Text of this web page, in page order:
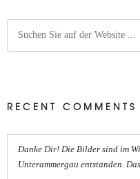
RECENT COMMENTS
Danke Dir! Die Bilder sind im
Unterammergau entstanden.